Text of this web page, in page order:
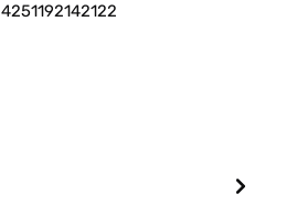
4251192142122